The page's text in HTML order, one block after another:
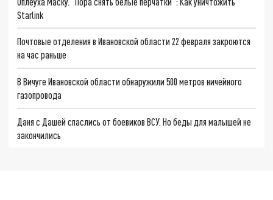
Starlink
Почтовые отделения в Ивановской области 22 февраля закроются
на час раньше
В Вичуге Ивановской области обнаружили 500 метров ничейного
газопровода
Даня с Дашей спаслись от боевиков ВСУ. Но беды для малышей не
закончились